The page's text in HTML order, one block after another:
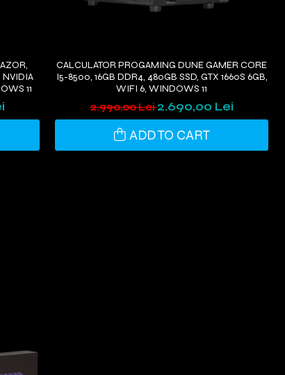
NVIDIA
11
CALCULATOR PROGAMING DUNE GAMER CORE
I5-8500, 16GB DDR4, 480GB SSD, GTX 1660S 6GB,
WIFI 6, WINDOWS 11
2.990,00 Lei2.690,00 Lei
ADD TO CART